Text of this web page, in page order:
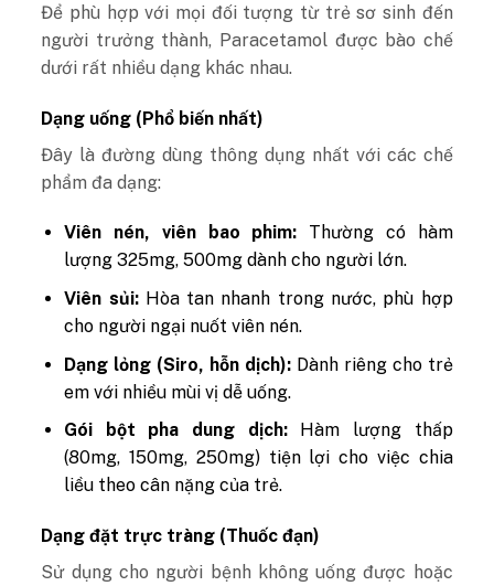
Để phù hợp với mọi đối tượng từ trẻ sơ sinh đến
người trưởng thành, Paracetamol được bào chế
dưới rất nhiều dạng khác nhau.
Dạng uống (Phổ biến nhất)
Đây là đường dùng thông dụng nhất với các chế
phẩm đa dạng:
Viên nén, viên bao phim: Thường có hàm
lượng 325mg, 500mg dành cho người lớn.
Viên sủi:Hòa tan nhanh trong nước, phù hợp
cho người ngại nuốt viên nén.
Dạng lỏng (Siro, hỗn dịch):Dành riêng cho trẻ
em với nhiều mùi vị dễ uống.
Gói bột pha dung dịch:Hàm lượng thấp
(80mg, 150mg, 250mg) tiện lợi cho việc chia
liều theo cân nặng của trẻ.
Dạng đặt trực tràng (Thuốc đạn)
Sử dụng cho người bệnh không uống được hoặc